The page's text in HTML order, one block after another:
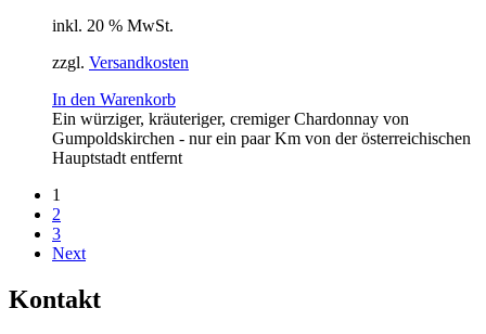
inkl. 20 % MwSt.
zzgl. Versandkosten
In den Warenkorb
Ein würziger, kräuteriger, cremiger Chardonnay von
Gumpoldskirchen - nur ein paar Km von der österreichischen
Hauptstadt entfernt
1
2
3
Next
Kontakt